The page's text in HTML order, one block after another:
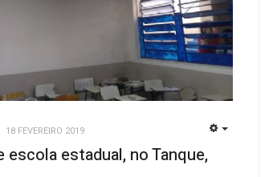
18 FEVEREIRO 2019
escola estadual, no Tanque,